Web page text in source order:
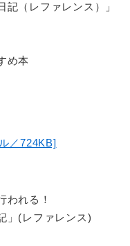
（レファレンス）」
め本
／724KB]
われる！
」(レファレンス)